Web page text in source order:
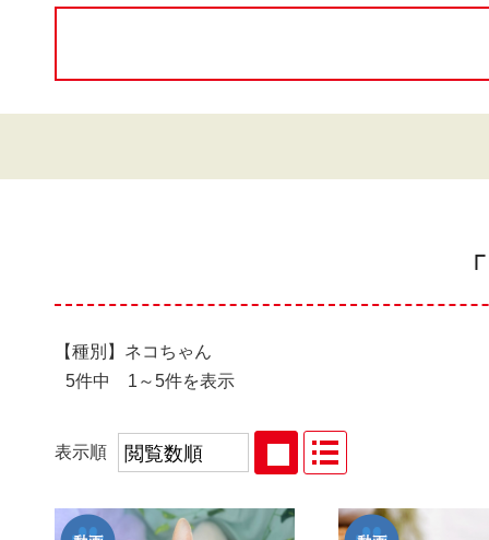
【種別】ネコちゃん
5件中 1～5件を表示
表示順